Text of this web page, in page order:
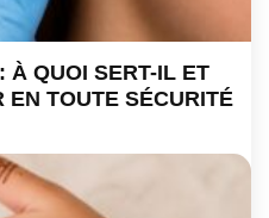
À QUOI SERT-IL ET
EN TOUTE SÉCURITÉ